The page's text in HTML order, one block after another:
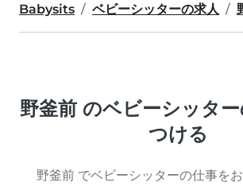
Babysits ベビーシッターの求人
野釜前 のベビーシッタ
つける
野釜前 でベビーシッターの仕事を